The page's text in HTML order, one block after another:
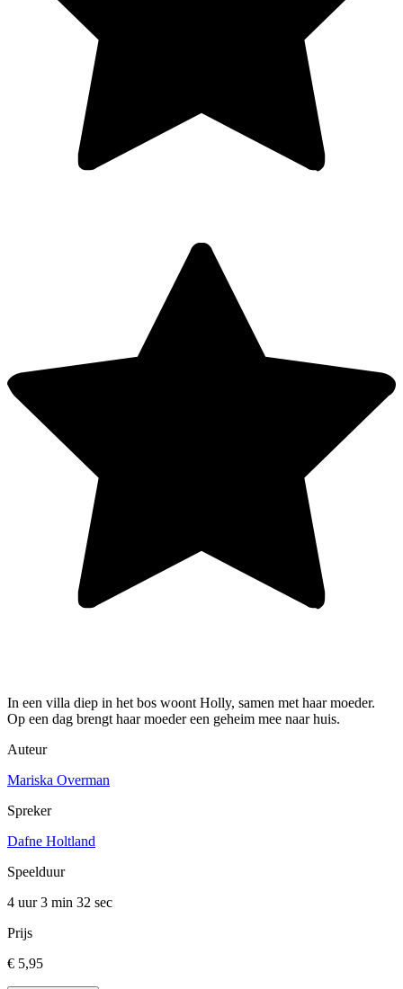
In een villa diep in het bos woont Holly, samen met haar moeder.
Op een dag brengt haar moeder een geheim mee naar huis.
Auteur
Mariska Overman
Spreker
Dafne Holtland
Speelduur
4 uur 3 min 32 sec
Prijs
€ 5,95